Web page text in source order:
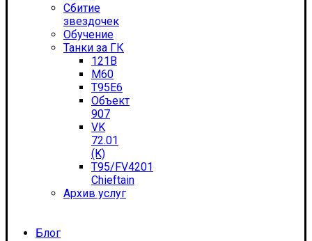
Сбитие
звездочек
Обучение
Танки за ГК
121B
M60
T95E6
Объект
907
VK
72.01
(K)
T95/FV4201
Chieftain
Архив услуг
Блог